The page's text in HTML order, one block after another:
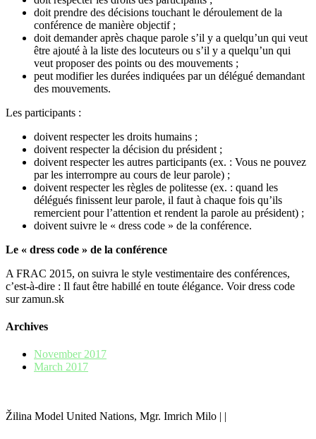
doit prendre des décisions touchant le déroulement de la
conférence de manière objectif ;
doit demander après chaque parole s’il y a quelqu’un qui veut
être ajouté à la liste des locuteurs ou s’il y a quelqu’un qui
veut proposer des points ou des mouvements ;
peut modifier les durées indiquées par un délégué demandant
des mouvements.
Les participants :
doivent respecter les droits humains ;
doivent respecter la décision du président ;
doivent respecter les autres participants (ex. : Vous ne pouvez
par les interrompre au cours de leur parole) ;
doivent respecter les règles de politesse (ex. : quand les
délégués finissent leur parole, il faut à chaque fois qu’ils
remercient pour l’attention et rendent la parole au président) ;
doivent suivre le « dress code » de la conférence.
Le « dress code » de la conférence
A FRAC 2015, on suivra le style vestimentaire des conférences,
c’est-à-dire : Il faut être habillé en toute élégance. Voir dress code
sur zamun.sk
Archives
November 2017
March 2017
Žilina Model United Nations, Mgr. Imrich Milo | |